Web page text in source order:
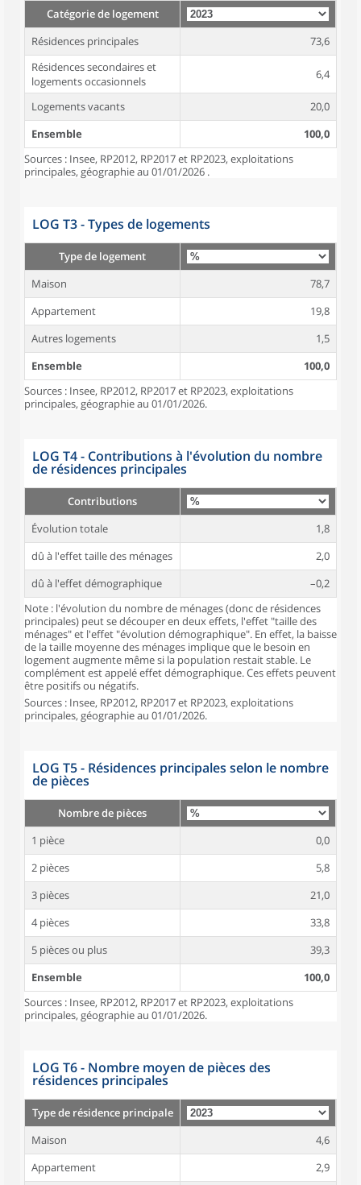
Catégorie de logement
Résidences principales
73,6
Résidences secondaires et
logements occasionnels
6,4
Logements vacants
20,0
Ensemble
100,0
Sources : Insee, RP2012, RP2017 et RP2023, exploitations
principales, géographie au 01/01/2026 .
LOG T3 - Types de logements
Type de logement
Maison
78,7
Appartement
19,8
Autres logements
1,5
Ensemble
100,0
Sources : Insee, RP2012, RP2017 et RP2023, exploitations
principales, géographie au 01/01/2026.
LOG T4 - Contributions à l'évolution du nombre
de résidences principales
Contributions
Évolution totale
1,8
dû à l'effet taille des ménages
2,0
dû à l'effet démographique
–0,2
Note : l'évolution du nombre de ménages (donc de résidences
principales) peut se découper en deux effets, l'effet "taille des
ménages" et l'effet "évolution démographique". En effet, la baisse
de la taille moyenne des ménages implique que le besoin en
logement augmente même si la population restait stable. Le
complément est appelé effet démographique. Ces effets peuvent
être positifs ou négatifs.
Sources : Insee, RP2012, RP2017 et RP2023, exploitations
principales, géographie au 01/01/2026.
LOG T5 - Résidences principales selon le nombre
de pièces
Nombre de pièces
1 pièce
0,0
2 pièces
5,8
3 pièces
21,0
4 pièces
33,8
5 pièces ou plus
39,3
Ensemble
100,0
Sources : Insee, RP2012, RP2017 et RP2023, exploitations
principales, géographie au 01/01/2026.
LOG T6 - Nombre moyen de pièces des
résidences principales
Type de résidence principale
Maison
4,6
Appartement
2,9